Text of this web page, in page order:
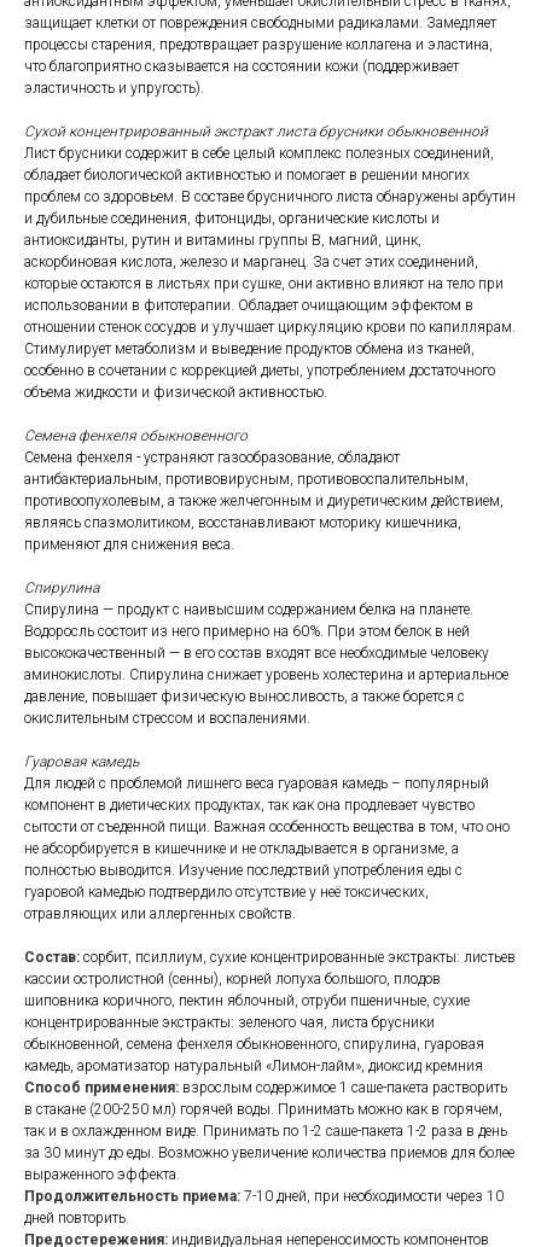
защищает клетки от повреждения свободными радикалами. Замедляет
процессы старения, предотвращает разрушение коллагена и эластина,
что благоприятно сказывается на состоянии кожи (поддерживает
эластичность и упругость).
Сухой концентрированный экстракт листа брусники обыкновенной
Лист брусники содержит в себе целый комплекс полезных соединений,
обладает биологической активностью и помогает в решении многих
проблем со здоровьем. В составе брусничного листа обнаружены арбутин
и дубильные соединения, фитонциды, органические кислоты и
антиоксиданты, рутин и витамины группы В, магний, цинк,
аскорбиновая кислота, железо и марганец. За счет этих соединений,
которые остаются в листьях при сушке, они активно влияют на тело при
использовании в фитотерапии. Обладает очищающим эффектом в
отношении стенок сосудов и улучшает циркуляцию крови по капиллярам.
Стимулирует метаболизм и выведение продуктов обмена из тканей,
особенно в сочетании с коррекцией диеты, употреблением достаточного
объема жидкости и физической активностью.
Семена фенхеля обыкновенного
Семена фенхеля - устраняют газообразование, обладают
антибактериальным, противовирусным, противовоспалительным,
противоопухолевым, а также желчегонным и диуретическим действием,
являясь спазмолитиком, восстанавливают моторику кишечника,
применяют для снижения веса.
Спирулина
Спирулина — продукт с наивысшим содержанием белка на планете.
Водоросль состоит из него примерно на 60%. При этом белок в ней
высококачественный — в его состав входят все необходимые человеку
аминокислоты. Спирулина снижает уровень холестерина и артериальное
давление, повышает физическую выносливость, а также борется с
окислительным стрессом и воспалениями.
Гуаровая камедь
Для людей с проблемой лишнего веса гуаровая камедь – популярный
компонент в диетических продуктах, так как она продлевает чувство
сытости от съеденной пищи. Важная особенность вещества в том, что оно
не абсорбируется в кишечнике и не откладывается в организме, а
полностью выводится. Изучение последствий употребления еды с
гуаровой камедью подтвердило отсутствие у неё токсических,
отравляющих или аллергенных свойств.
Состав: сорбит, псиллиум, сухие концентрированные экстракты: листьев
кассии остролистной (сенны), корней лопуха большого, плодов
шиповника коричного, пектин яблочный, отруби пшеничные, сухие
концентрированные экстракты: зеленого чая, листа брусники
обыкновенной, семена фенхеля обыкновенного, спирулина, гуаровая
камедь, ароматизатор натуральный «Лимон-лайм», диоксид кремния.
Способ применения: взрослым содержимое 1 саше-пакета растворить
в стакане (200-250 мл) горячей воды. Принимать можно как в горячем,
так и в охлажденном виде. Принимать по 1-2 саше-пакета 1-2 раза в день
за 30 минут до еды. Возможно увеличение количества приемов для более
выраженного эффекта.
Продолжительность приема: 7-10 дней, при необходимости через 10
дней повторить.
Предостережения: индивидуальная непереносимость компонентов